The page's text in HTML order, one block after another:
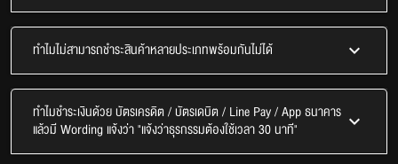
ทำไมไม่สามารถชำระสินค้าหลายประเภทพร้อมกันไม่ได้
ทำไมชำระเงินด้วย บัตรเครดิต / บัตรเดบิต / Line Pay / App ธนาคาร
แล้วมี Wording แจ้งว่า "แจ้งว่าธุรกรรมต้องใช้เวลา 30 นาที"